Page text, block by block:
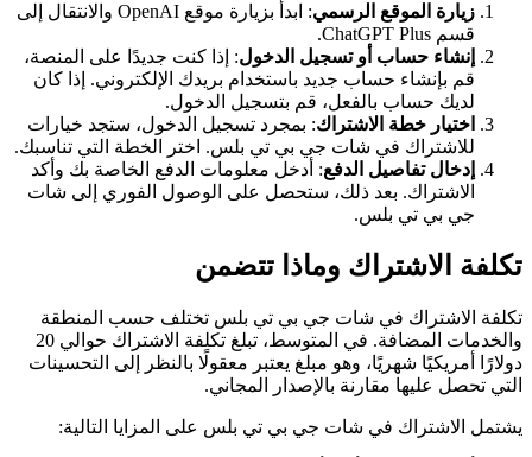
زيارة الموقع الرسمي
: ابدأ بزيارة موقع OpenAI والانتقال إلى
قسم ChatGPT Plus.
إنشاء حساب أو تسجيل الدخول: إذا كنت جديدًا على المنصة،
قم بإنشاء حساب جديد باستخدام بريدك الإلكتروني. إذا كان
لديك حساب بالفعل، قم بتسجيل الدخول.
اختيار خطة الاشتراك: بمجرد تسجيل الدخول، ستجد خيارات
للاشتراك في شات جي بي تي بلس. اختر الخطة التي تناسبك.
إدخال تفاصيل الدفع: أدخل معلومات الدفع الخاصة بك وأكد
الاشتراك. بعد ذلك، ستحصل على الوصول الفوري إلى شات
جي بي تي بلس.
تكلفة الاشتراك وماذا تتضمن
تكلفة الاشتراك في شات جي بي تي بلس تختلف حسب المنطقة
والخدمات المضافة. في المتوسط، تبلغ تكلفة الاشتراك حوالي 20
دولارًا أمريكيًا شهريًا، وهو مبلغ يعتبر معقولًا بالنظر إلى التحسينات
التي تحصل عليها مقارنة بالإصدار المجاني.
يشتمل الاشتراك في شات جي بي تي بلس على المزايا التالية: